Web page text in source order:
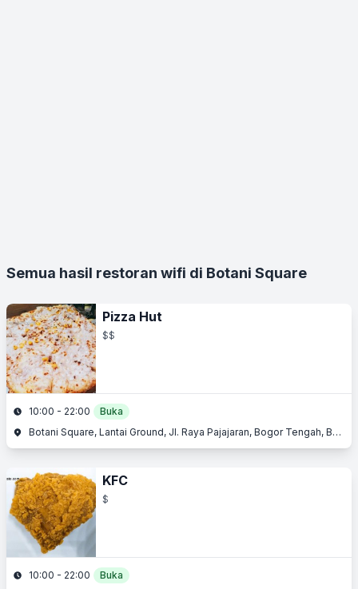
Semua hasil restoran wifi di Botani Square
Pizza Hut
$$
10:00 - 22:00
Buka
Botani Square, Lantai Ground, Jl. Raya Pajajaran, Bogor Tengah, Bogor, Jawa Barat
KFC
$
10:00 - 22:00
Buka